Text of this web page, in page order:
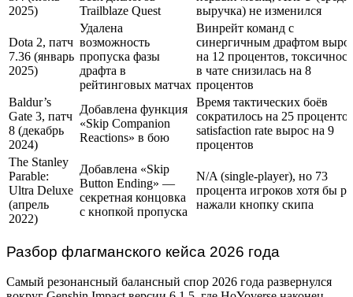
2025)
Trailblaze Quest
выручка) не изменился
Dota 2, патч
7.36 (январь
2025)
Удалена
возможность
пропуска фазы
драфта в
рейтинговых матчах
Винрейт команд с
синергичным драфтом
на 12 процентов,
в чате снизилась на 8
процентов
Baldur’s
Gate 3, патч
8 (декабрь
2024)
Добавлена функция
«Skip Companion
Reactions» в бою
Время тактических боёв
сократилось на 25
satisfaction rate вырос на 9
процентов
The Stanley
Parable:
Ultra Deluxe
(апрель
2022)
Добавлена «Skip
Button Ending» —
секретная концовка
с кнопкой пропуска
N/A (single-player), но 73
процента игроков хотя бы
нажали кнопку скипа
Разбор флагманского кейса 2026 года
Самый резонансный балансный спор 2026 года развернулся